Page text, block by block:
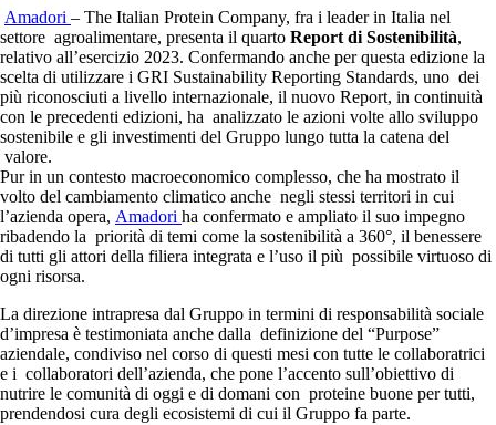
Amadori – The Italian Protein Company, fra i leader in Italia nel
settore agroalimentare, presenta il quarto Report di Sostenibilità,
relativo all’esercizio 2023. Confermando anche per questa edizione la
scelta di utilizzare i GRI Sustainability Reporting Standards, uno dei
più riconosciuti a livello internazionale, il nuovo Report, in continuità
con le precedenti edizioni, ha analizzato le azioni volte allo sviluppo
sostenibile e gli investimenti del Gruppo lungo tutta la catena del
valore.
Pur in un contesto macroeconomico complesso, che ha mostrato il
volto del cambiamento climatico anche negli stessi territori in cui
l’azienda opera, Amadori ha confermato e ampliato il suo impegno
ribadendo la priorità di temi come la sostenibilità a 360°, il benessere
di tutti gli attori della filiera integrata e l’uso il più possibile virtuoso di
ogni risorsa.
La direzione intrapresa dal Gruppo in termini di responsabilità sociale
d’impresa è testimoniata anche dalla definizione del “Purpose”
aziendale, condiviso nel corso di questi mesi con tutte le collaboratrici
e i collaboratori dell’azienda, che pone l’accento sull’obiettivo di
nutrire le comunità di oggi e di domani con proteine buone per tutti,
prendendosi cura degli ecosistemi di cui il Gruppo fa parte.